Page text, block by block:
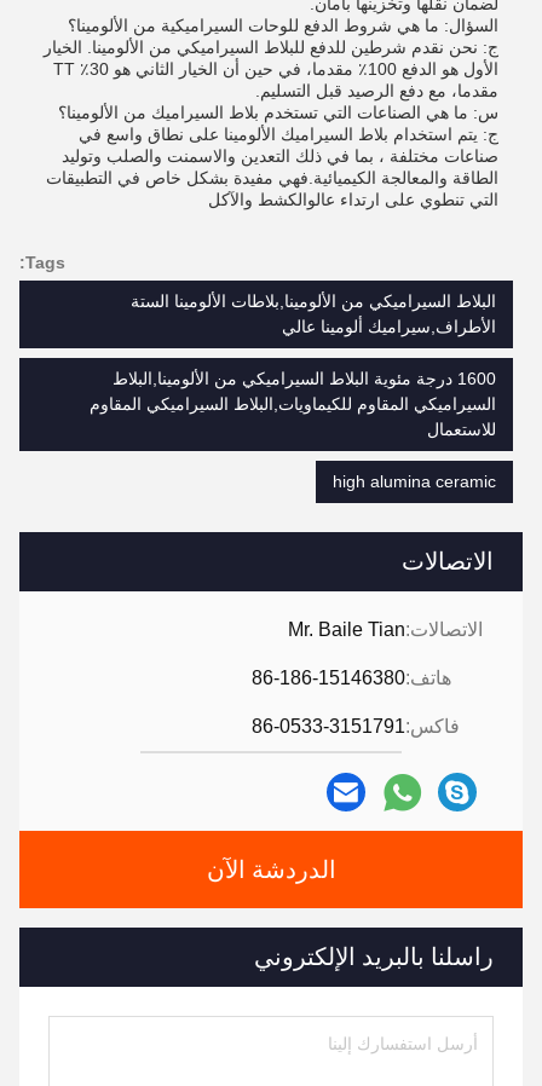
الاتصالات
الاتصالات:Mr. Baile Tian
هاتف:86-186-15146380
فاكس:86-0533-3151791
الدردشة الآن
راسلنا بالبريد الإلكتروني
السؤال: ما هي شروط الدفع للوحات السيراميكية من الألومينا؟
ج: نحن نقدم شرطين للدفع للبلاط السيراميكي من الألومينا. الخيار
الأول هو الدفع 100٪ مقدما، في حين أن الخيار الثاني هو 30٪ TT
مقدما، مع دفع الرصيد قبل التسليم.
س: ما هي الصناعات التي تستخدم بلاط السيراميك من الألومينا؟
ج: يتم استخدام بلاط السيراميك الألومينا على نطاق واسع في
صناعات مختلفة ، بما في ذلك التعدين والاسمنت والصلب وتوليد
الطاقة والمعالجة الكيميائية.فهي مفيدة بشكل خاص في التطبيقات
التي تنطوي على ارتداء عالوالكشط والآكل
Tags:
البلاط السيراميكي من الألومينا,بلاطات الألومينا الستة
الأطراف,سيراميك ألومينا عالي
1600 درجة مئوية البلاط السيراميكي من الألومينا,البلاط
السيراميكي المقاوم للكيماويات,البلاط السيراميكي المقاوم
للاستعمال
high alumina ceramic